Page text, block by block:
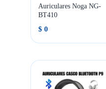
Auriculares Noga NG-
BT410
$ 0